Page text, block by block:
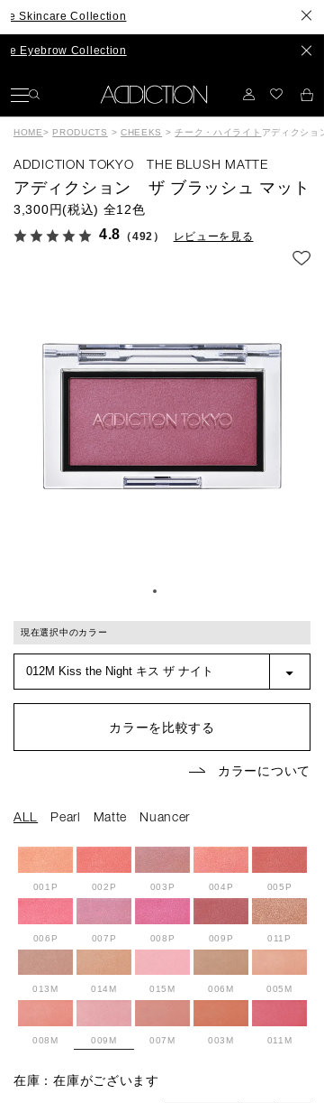
Collection
Collection
HOME> PRODUCTS > CHEEKS >チーク・ハイライト アディクシ
ADDICTION TOKYO THE BLUSH MATTE
アディクション ザ ブラッシュ マット
3,300円(税込) 全12色
4.8 （492） レビューを見る
現在選択中のカラー
カラーを比較する
カラーについて
ALL Pearl Matte Nuancer
001P 002P 003P 004P 005P
006P 007P 008P 009P 011P
013M 014M 015M 006M 005M
008M 009M 007M 003M 011M
在庫：在庫がございます